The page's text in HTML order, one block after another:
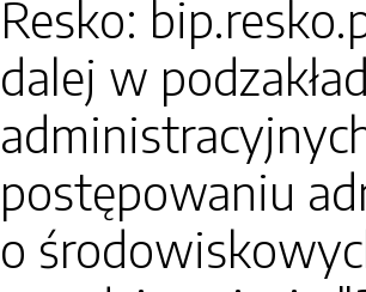
Resko:
dalej w
postępowaniu
o